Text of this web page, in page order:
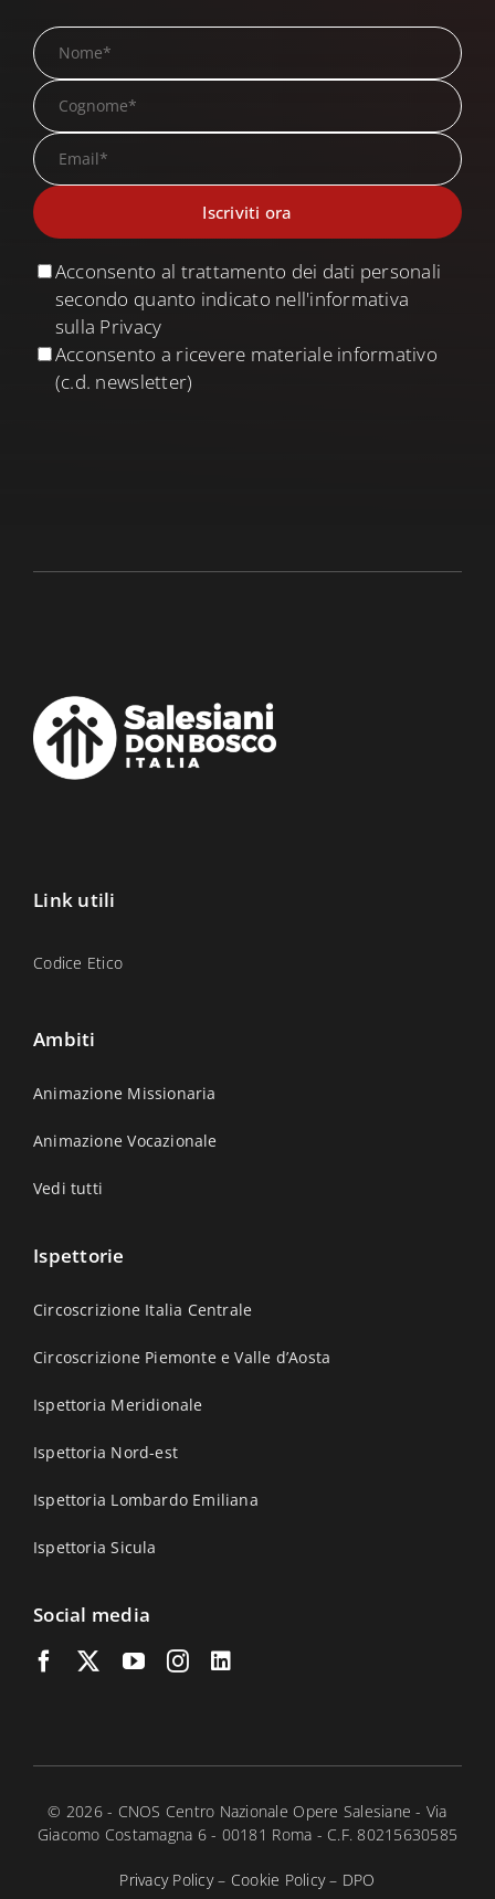
Acconsento al trattamento dei dati personali
secondo quanto indicato nell'informativa
sulla Privacy
Acconsento a ricevere materiale informativo
(c.d. newsletter)
Link utili
Codice Etico
Ambiti
Animazione Missionaria
Animazione Vocazionale
Vedi tutti
Ispettorie
Circoscrizione Italia Centrale
Circoscrizione Piemonte e Valle d’Aosta
Ispettoria Meridionale
Ispettoria Nord-est
Ispettoria Lombardo Emiliana
Ispettoria Sicula
Social media
© 2026 - CNOS Centro Nazionale Opere Salesiane - Via
Giacomo Costamagna 6 - 00181 Roma - C.F. 80215630585
Privacy Policy– Cookie Policy– DPO